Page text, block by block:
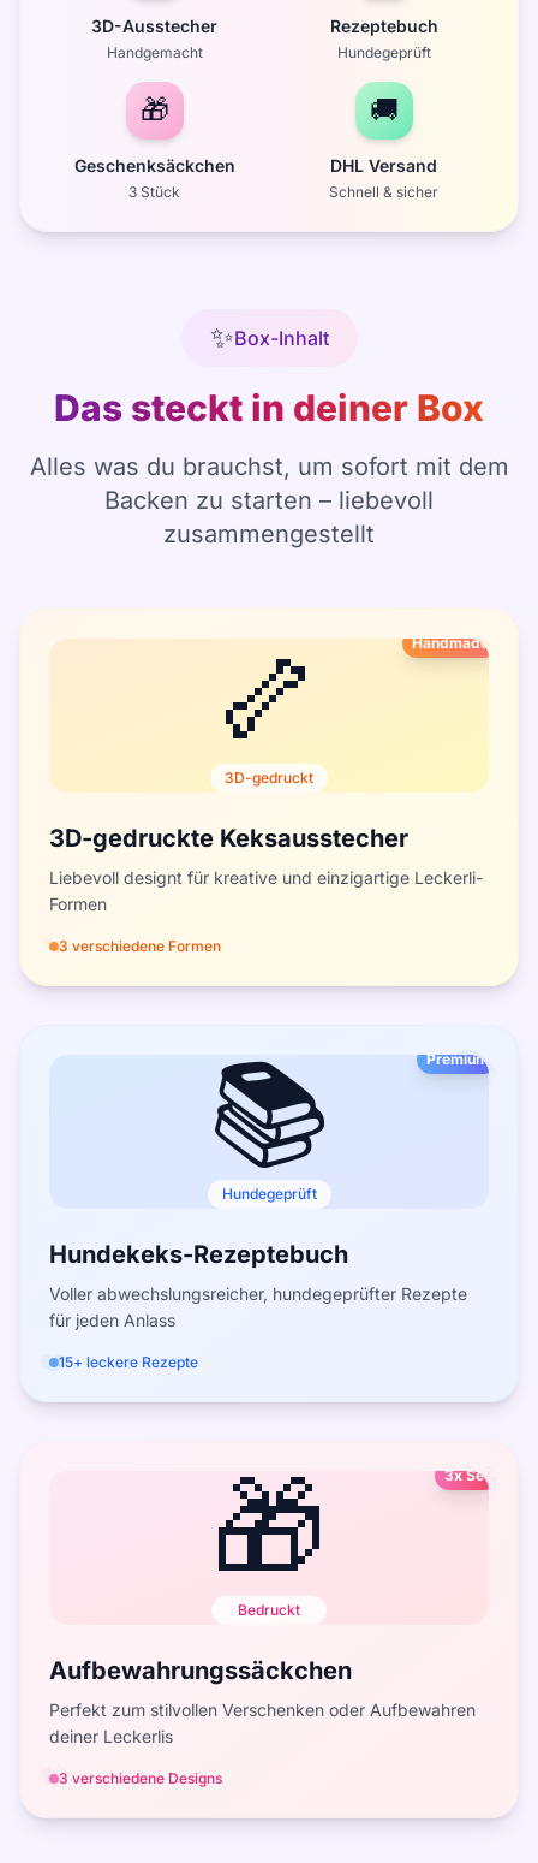
3D-Ausstecher
Handgemacht
Rezeptebuch
Hundegeprüft
🎁
Geschenksäckchen
3 Stück
🚚
DHL Versand
Schnell & sicher
✨Box-Inhalt
Das steckt in deiner Box
Alles was du brauchst, um sofort mit dem
Backen zu starten – liebevoll
zusammengestellt
🦴
🐾
🦴
3D-gedruckt
Handmade
3D-gedruckte Keksausstecher
Liebevoll designt für kreative und einzigartige Leckerli-
Formen
3 verschiedene Formen
📚
❤️
📚
Hundegeprüft
Premium
Hundekeks-Rezeptebuch
Voller abwechslungsreicher, hundegeprüfter Rezepte
für jeden Anlass
15+ leckere Rezepte
🎁
💝
🎁
Bedruckt
3x Set
Aufbewahrungssäckchen
Perfekt zum stilvollen Verschenken oder Aufbewahren
deiner Leckerlis
3 verschiedene Designs